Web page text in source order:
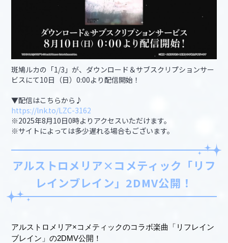
斑鳩ルカの「1/3」が、ダウンロード＆サブスクリプションサー
ビスにて10日（日）0:00より配信開始！
▼配信はこちらから♪
https://lnk.to/LZC-3162
※2025年8月10日0時よりアクセスいただけます。
※サイトによっては多少遅れる場合もございます。
アルストロメリア×コメティック「リフ
レインブレイン」2DMV公開！
アルストロメリア×コメティックのコラボ楽曲「リフレイン
ブレイン」の2DMV公開！